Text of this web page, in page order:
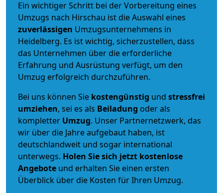
Ein wichtiger Schritt bei der Vorbereitung eines
Umzugs nach Hirschau ist die Auswahl eines
zuverlässigen Umzugsunternehmens in
Heidelberg. Es ist wichtig, sicherzustellen, dass
das Unternehmen über die erforderliche
Erfahrung und Ausrüstung verfügt, um den
Umzug erfolgreich durchzuführen.
Bei uns können Sie kostengünstig und stressfrei
umziehen, sei es als Beiladung oder als
kompletter Umzug. Unser Partnernetzwerk, das
wir über die Jahre aufgebaut haben, ist
deutschlandweit und sogar international
unterwegs. Holen Sie sich jetzt kostenlose
Angebote und erhalten Sie einen ersten
Überblick über die Kosten für Ihren Umzug.